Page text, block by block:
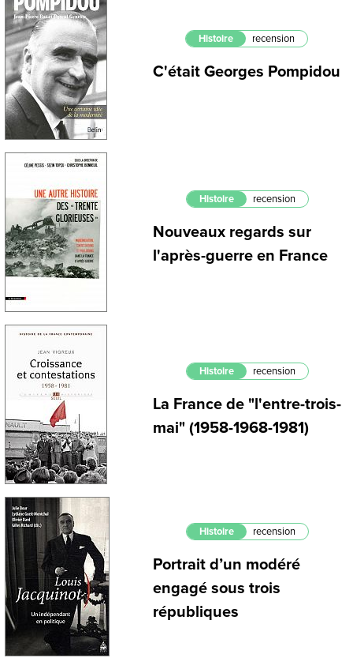
Histoire recension
C'était Georges Pompidou
Histoire recension
Nouveaux regards sur
l'après-guerre en France
Histoire recension
La France de "l'entre-trois-
mai" (1958-1968-1981)
Histoire recension
Portrait d’un modéré
engagé sous trois
républiques